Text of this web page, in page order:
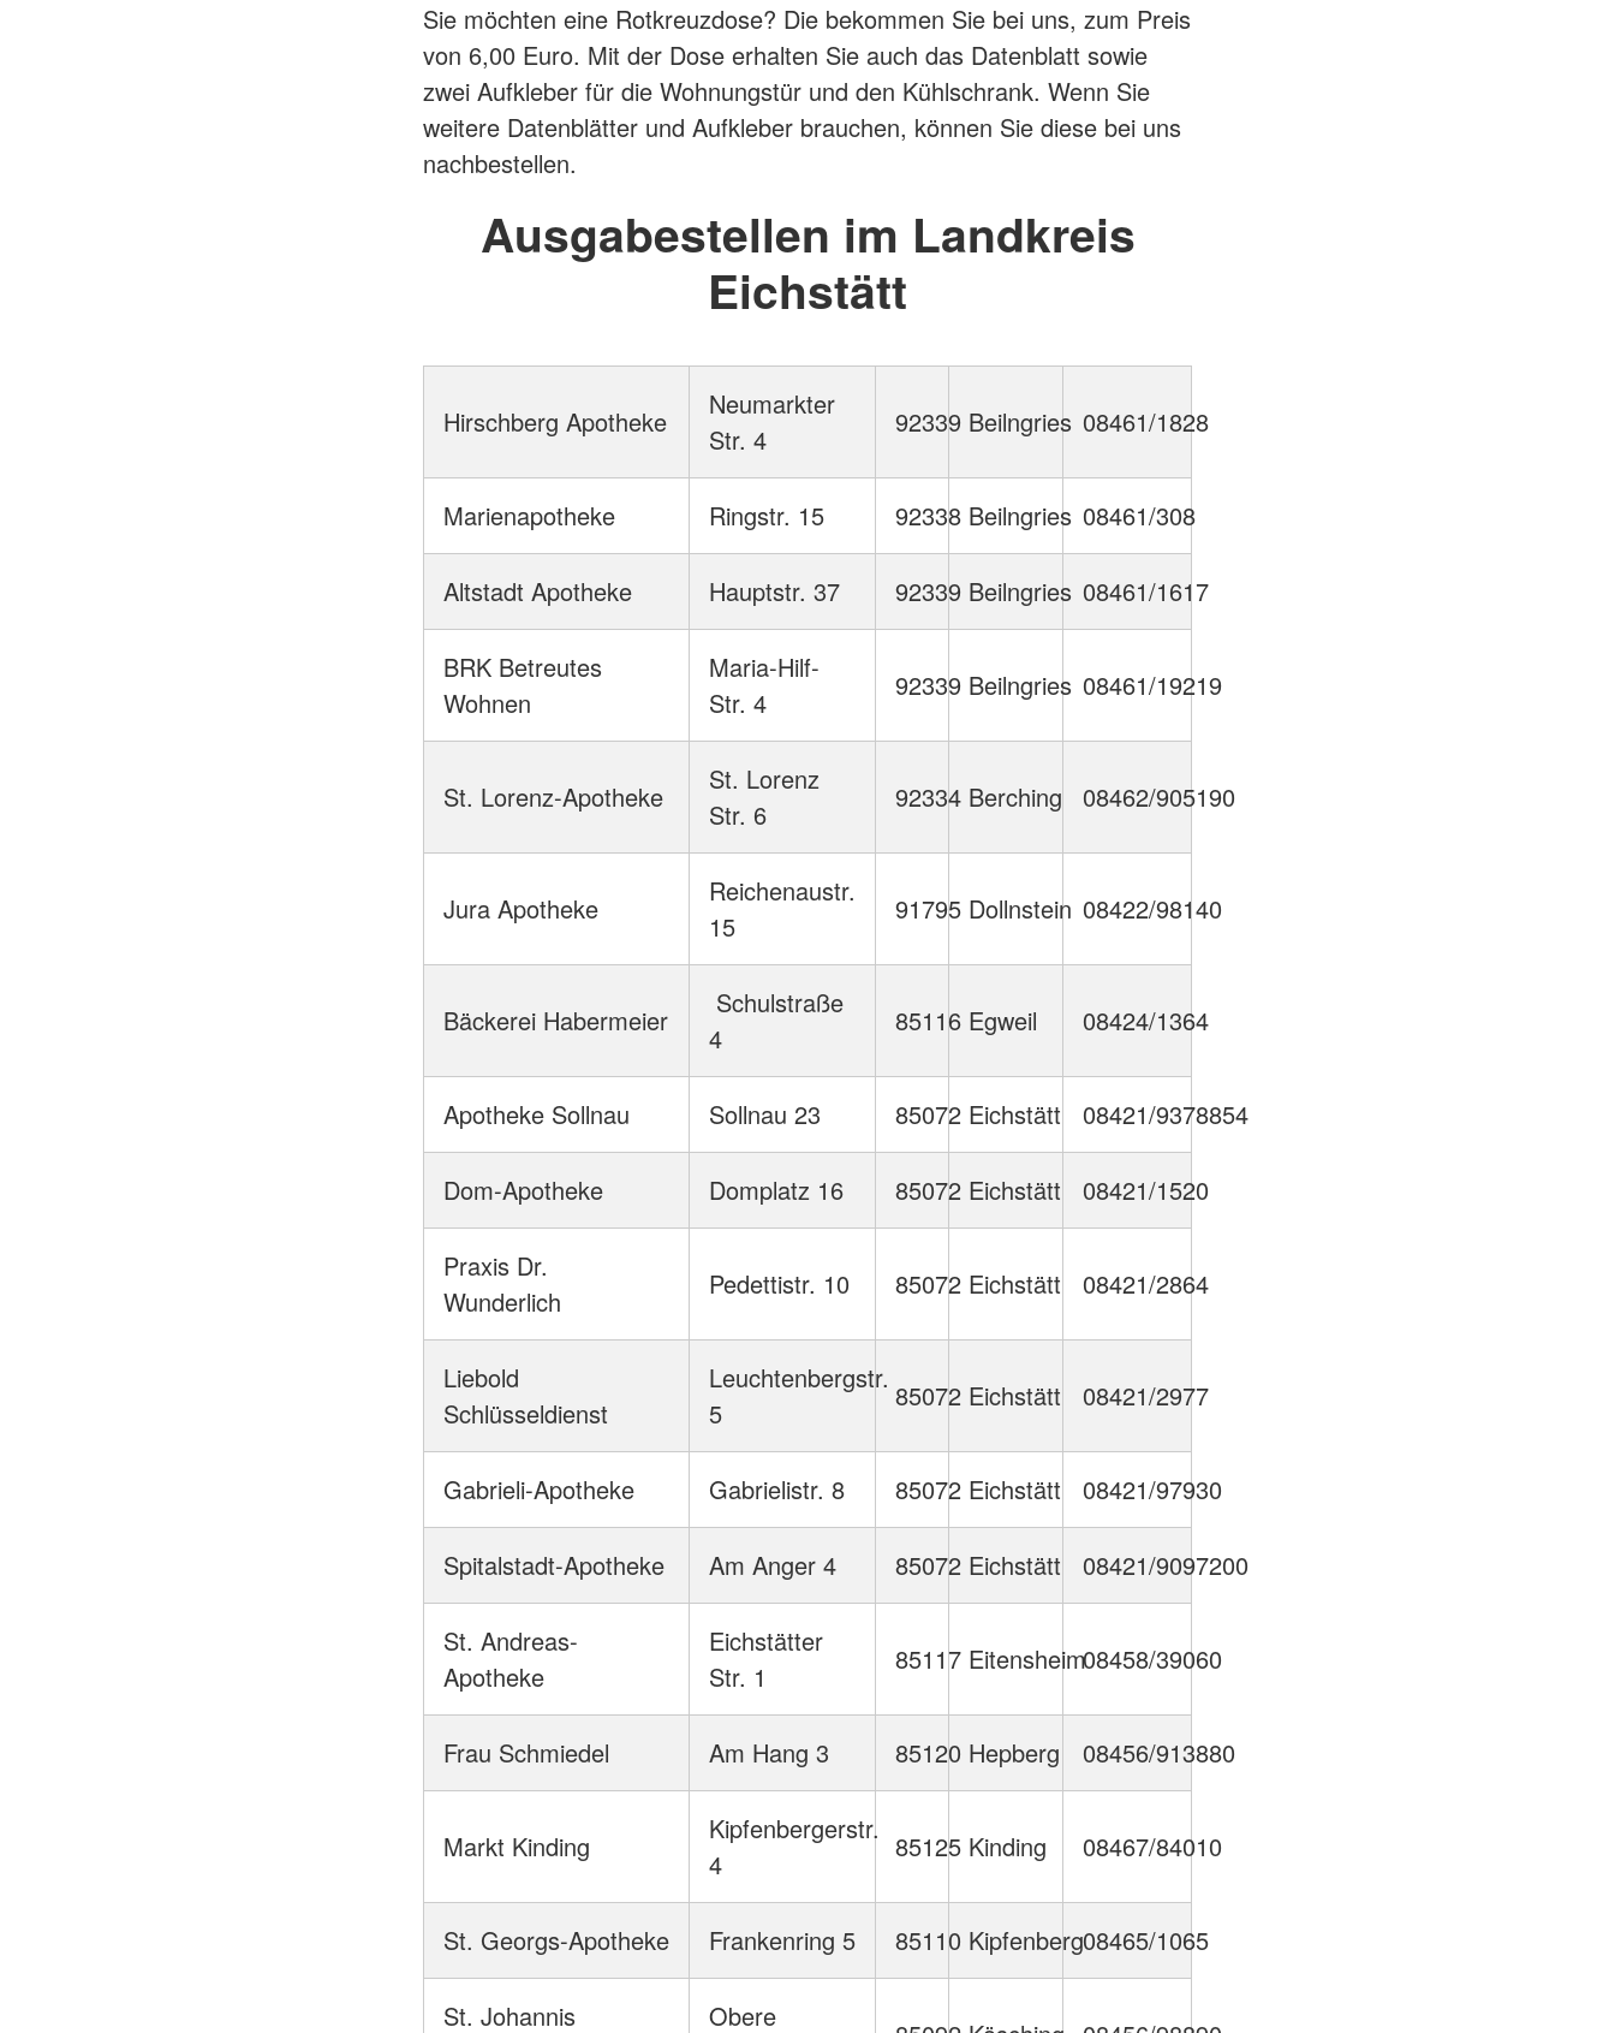
Sie möchten eine Rotkreuzdose? Die bekommen Sie bei uns, zum Preis
von 6,00 Euro. Mit der Dose erhalten Sie auch das Datenblatt sowie
zwei Aufkleber für die Wohnungstür und den Kühlschrank. Wenn Sie
weitere Datenblätter und Aufkleber brauchen, können Sie diese bei uns
nachbestellen.
Ausgabestellen im Landkreis
Eichstätt
Hirschberg Apotheke
Neumarkter
Str. 4
92339 Beilngries 08461/1828
Marienapotheke Ringstr. 15 92338 Beilngries 08461/308
Altstadt Apotheke Hauptstr. 37 92339 Beilngries 08461/1617
BRK Betreutes
Wohnen
Maria-Hilf-
Str. 4
92339 Beilngries 08461/19219
St. Lorenz-Apotheke
St. Lorenz
Str. 6
92334 Berching 08462/905190
Jura Apotheke
Reichenaustr.
15
91795 Dollnstein 08422/98140
Bäckerei Habermeier
Schulstraße
4
85116 Egweil 08424/1364
Apotheke Sollnau Sollnau 23 85072 Eichstätt 08421/9378854
Dom-Apotheke Domplatz 16 85072 Eichstätt 08421/1520
Praxis Dr.
Wunderlich
Pedettistr. 10 85072 Eichstätt 08421/2864
Liebold
Schlüsseldienst
Leuchtenbergstr.
5
85072 Eichstätt 08421/2977
Gabrieli-Apotheke Gabrielistr. 8 85072 Eichstätt 08421/97930
Spitalstadt-Apotheke Am Anger 4 85072 Eichstätt 08421/9097200
St. Andreas-
Apotheke
Eichstätter
Str. 1
85117 Eitensheim08458/39060
Frau Schmiedel Am Hang 3 85120 Hepberg 08456/913880
Markt Kinding
Kipfenbergerstr.
4
85125 Kinding 08467/84010
St. Georgs-Apotheke Frankenring 5 85110 Kipfenberg08465/1065
St. Johannis Obere